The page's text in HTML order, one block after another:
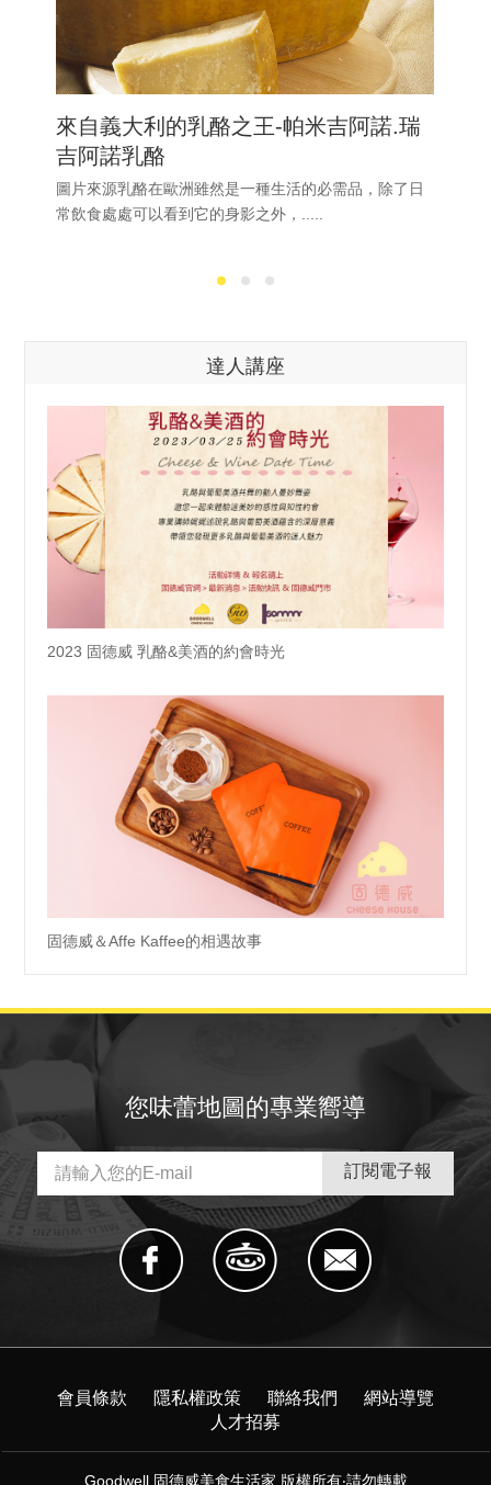
來自義大利的乳酪之王-帕米吉阿諾.瑞
吉阿諾乳酪
圖片來源乳酪在歐洲雖然是一種生活的必需品，除了日
常飲食處處可以看到它的身影之外，.....
達人講座
2023 固德威 乳酪&美酒的約會時光
固德威＆Affe Kaffee的相遇故事
您味蕾地圖的專業嚮導
會員條款 隱私權政策 聯絡我們
網站導覽
人才招募
Goodwell 固德威美食生活家 版權所有‧請勿轉載